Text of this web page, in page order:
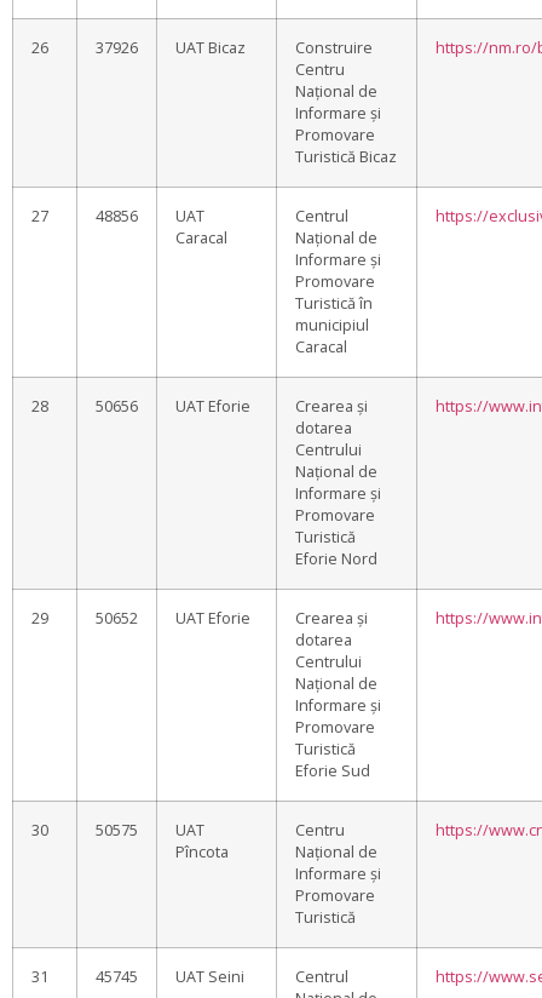
26 37926 UAT Bicaz
Construire
Centru
Național de
Informare și
Promovare
Turistică Bicaz
https://nm.ro/
27 48856
UAT
Caracal
Centrul
Național de
Informare și
Promovare
Turistică în
municipiul
Caracal
https://
28 50656 UAT Eforie
Crearea și
dotarea
Centrului
Național de
Informare și
Promovare
Turistică
Eforie Nord
https://
29 50652 UAT Eforie
Crearea și
dotarea
Centrului
Național de
Informare și
Promovare
Turistică
Eforie Sud
https://
30 50575
UAT
Pîncota
Centru
Național de
Informare și
Promovare
Turistică
https://
31 45745 UAT Seini
Centrul
https://